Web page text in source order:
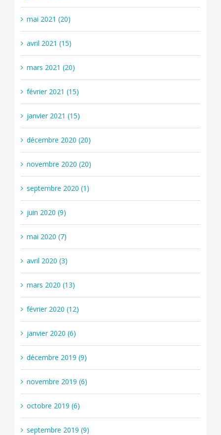
mai 2021 (20)
avril 2021 (15)
mars 2021 (20)
février 2021 (15)
janvier 2021 (15)
décembre 2020 (20)
novembre 2020 (20)
septembre 2020 (1)
juin 2020 (9)
mai 2020 (7)
avril 2020 (3)
mars 2020 (13)
février 2020 (12)
janvier 2020 (6)
décembre 2019 (9)
novembre 2019 (6)
octobre 2019 (6)
septembre 2019 (9)